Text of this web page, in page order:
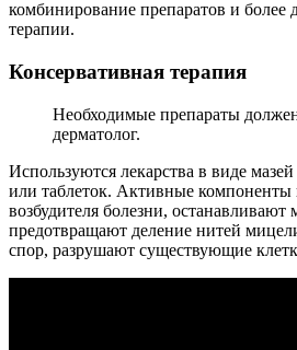
комбинирование препаратов и более
терапии.
Консервативная терапия
Необходимые препараты
дерматолог.
Используются лекарства в виде
или таблеток. Активные компоненты
возбудителя болезни, останавливают
предотвращают деление нитей
спор, разрушают существующие